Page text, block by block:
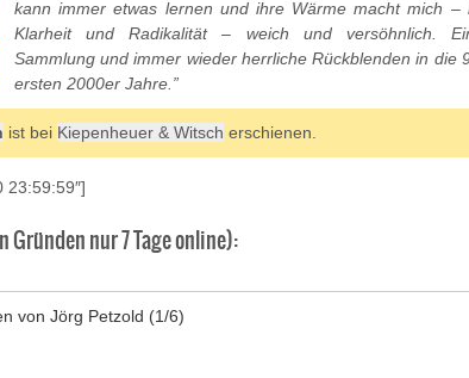
kann immer etwas lernen und ihre Wärme macht mich –
Klarheit und Radikalität – weich und versöhnlich.
Sammlung und immer wieder herrliche Rückblenden in die
ersten 2000er Jahre.”
ist bei Kiepenheuer & Witsch erschienen.
23:59:59″]
nur 7 Tage online):
von Jörg Petzold (1/6)